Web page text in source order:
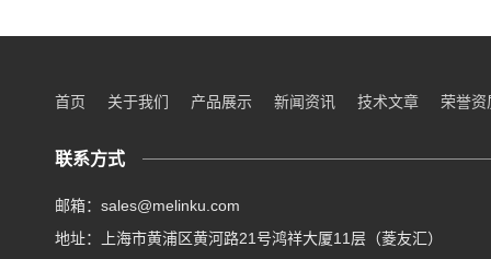
首页 关于我们 产品展示 新闻资讯 技术文章 荣誉资
联系方式
邮箱：sales@melinku.com
地址：上海市黄浦区黄河路21号鸿祥大厦11层（菱友汇）